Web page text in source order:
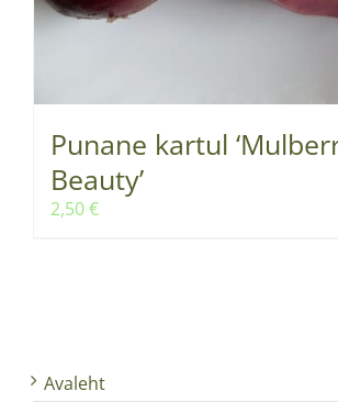
Punane kartul
Beauty’
2,50€
Avaleht